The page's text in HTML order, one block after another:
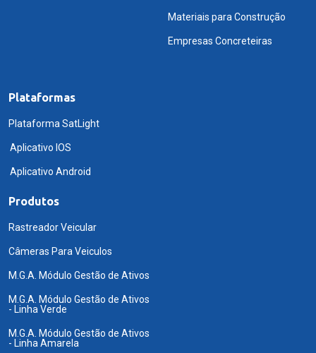
Materiais para Construção
Empresas Concreteiras
Plataformas
Plataforma SatLight
Aplicativo IOS
Aplicativo Android
Produtos
Rastreador Veicular
Câmeras Para Veiculos
M.G.A. Módulo Gestão de Ativos
M.G.A. Módulo Gestão de Ativos
- Linha Verde
M.G.A. Módulo Gestão de Ativos
- Linha Amarela